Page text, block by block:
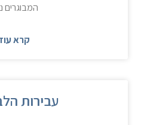
המבוגרים
קרא
עבירות